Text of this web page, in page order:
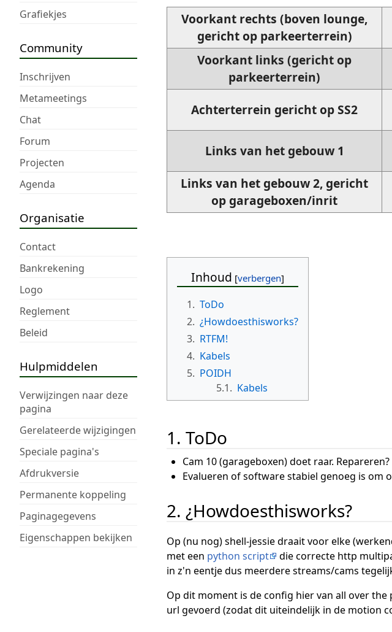
Grafiekjes
Community
Inschrijven
Metameetings
Chat
Forum
Projecten
Agenda
Organisatie
Contact
Bankrekening
Logo
Reglement
Beleid
Hulpmiddelen
Verwijzingen naar deze
pagina
Gerelateerde wijzigingen
Speciale pagina's
Afdrukversie
Permanente koppeling
Paginagegevens
Eigenschappen bekijken
Voorkant rechts (boven lounge,
gericht op parkeerterrein)
Voorkant links (gericht op
parkeerterrein)
Achterterrein gericht op SS2
Links van het gebouw 1
Links van het gebouw 2, gericht
op garageboxen/inrit
Inhoud
1. ToDo
2. ¿Howdoesthisworks?
3. RTFM!
4. Kabels
5. POIDH
5.1. Kabels
1. ToDo
Cam 10 (garageboxen) doet raar.
Evalueren of software stabiel genoeg is om
2. ¿Howdoesthisworks?
Op (nu nog) shell-jessie draait voor elke
met een python script
die correcte http
in z'n eentje dus meerdere streams/cams
Op dit moment is de config hier van all over
url gevoerd (zodat dit uiteindelijk in de motion